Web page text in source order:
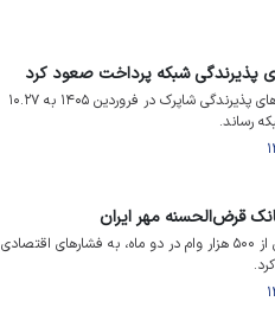
پذیرندگی شبکه پرداخت صعود کرد
سهم بانک قرض‌الحسنه مهر ایران از تراکنش‌های پذیرندگی شاپرک در فروردین ۱۴۰۵ به ۱۰.۲۷
رساند.
قرض‌الحسنه مهر ایران
بانک قرض‌الحسنه مهر ایران با پرداخت بیش از ۵۰۰ هزار وام در دو ماه، به فشار‌های اقتصادی